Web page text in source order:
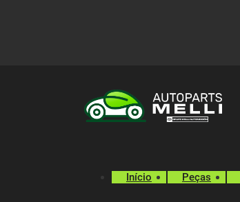
Início Peças